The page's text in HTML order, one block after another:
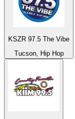
KSZR 97.5 The Vibe
Tucson, Hip Hop